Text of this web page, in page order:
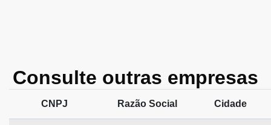
Consulte outras empresas
CNPJ Razão Social Cidade